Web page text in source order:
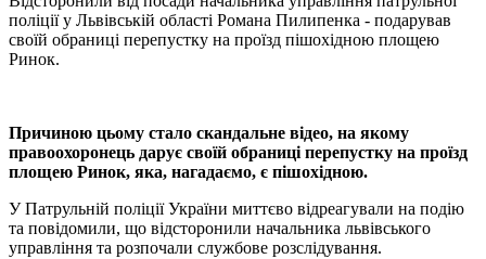
поліції у Львівській області Романа Пилипенка - подарував
своїй обраниці перепустку на проїзд пішохідною площею
Ринок.
Причиною цьому стало скандальне вiдео, на якому
правоохоронець дарує своїй обраницi перепустку на проїзд
площею Ринок, яка, нагадаємо, є пiшохiдною.
У Патрульнiй полiцiї України миттєво вiдреагували на подiю
та повiдомили, що вiдсторонили начальника львiвського
управлiння та розпочали службове розслiдування.